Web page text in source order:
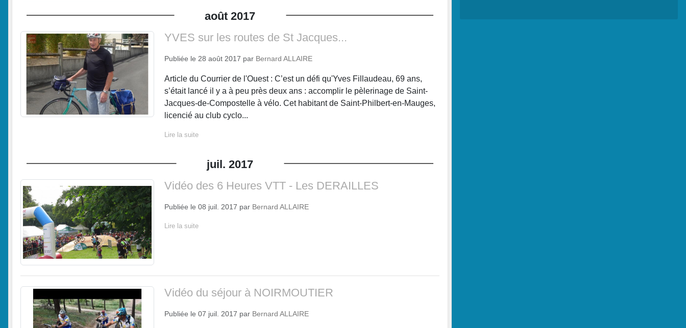
août 2017
YVES sur les routes de St Jacques...
Publiée le 28 août 2017 par Bernard ALLAIRE
Article du Courrier de l'Ouest : C’est un défi qu'Yves Fillaudeau, 69 ans,
s’était lancé il y a à peu près deux ans : accomplir le pèlerinage de Saint-
Jacques-de-Compostelle à vélo. Cet habitant de Saint-Philbert-en-Mauges,
licencié au club cyclo...
Lire la suite
juil. 2017
Vidéo des 6 Heures VTT - Les DERAILLES
Publiée le 08 juil. 2017 par Bernard ALLAIRE
Lire la suite
Vidéo du séjour à NOIRMOUTIER
Publiée le 07 juil. 2017 par Bernard ALLAIRE